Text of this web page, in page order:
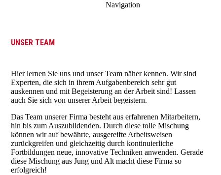
Navigation
UNSER TEAM
Hier lernen Sie uns und unser Team näher kennen. Wir sind
Experten, die sich in ihrem Aufgabenbereich sehr gut
auskennen und mit Begeisterung an der Arbeit sind! Lassen
auch Sie sich von unserer Arbeit begeistern.
Das Team unserer Firma besteht aus erfahrenen Mitarbeitern,
hin bis zum Auszubildenden. Durch diese tolle Mischung
können wir auf bewährte, ausgereifte Arbeitsweisen
zurückgreifen und gleichzeitig durch kontinuierliche
Fortbildungen neue, innovative Techniken anwenden. Gerade
diese Mischung aus Jung und Alt macht diese Firma so
erfolgreich!